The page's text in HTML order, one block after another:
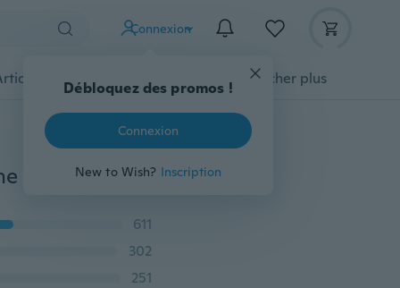
Connexion
Débloquez des promos !
Connexion
New to Wish? Inscription
pour animaux domestiques Afficher plus
2021 Nouvelle Mode Vêtements Pour Femmes Automne et Hiver Femmes Vintage Imprimé À Manches Longues Col Rond T-shirt Décontracté Lâche Plus La Taille À Manches Longues Top
611
302
251